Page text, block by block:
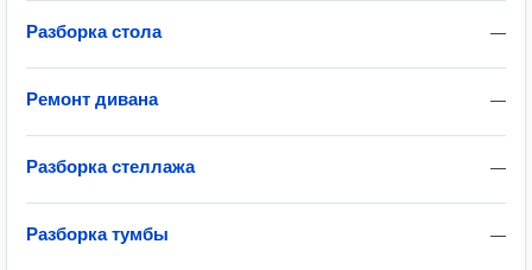
—
Разборка стола
—
Ремонт дивана
—
Разборка стеллажа
—
Разборка тумбы